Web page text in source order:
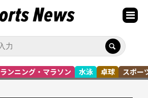
ランニング・マラソン 水泳 卓球 スポー